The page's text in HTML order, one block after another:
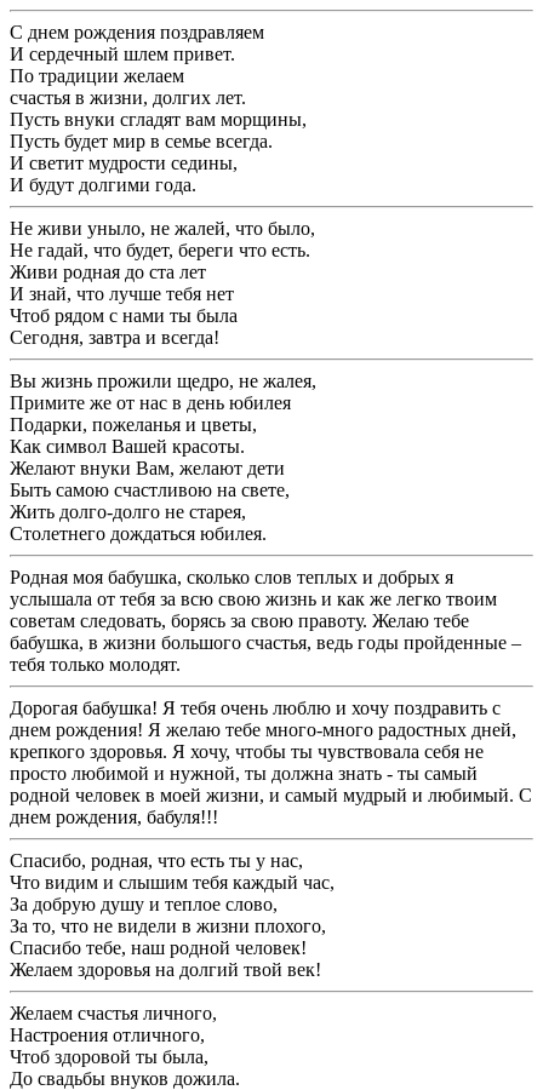
С днем рождения поздравляем
И сердечный шлем привет.
По традиции желаем
счастья в жизни, долгих лет.
Пусть внуки сгладят вам морщины,
Пусть будет мир в семье всегда.
И светит мудрости седины,
И будут долгими года.
Не живи уныло, не жалей, что было,
Не гадай, что будет, береги что есть.
Живи родная до ста лет
И знай, что лучше тебя нет
Чтоб рядом с нами ты была
Сегодня, завтра и всегда!
Вы жизнь прожили щедро, не жалея,
Примите же от нас в день юбилея
Подарки, пожеланья и цветы,
Как символ Вашей красоты.
Желают внуки Вам, желают дети
Быть самою счастливою на свете,
Жить долго-долго не старея,
Столетнего дождаться юбилея.
Родная моя бабушка, сколько слов теплых и добрых я
услышала от тебя за всю свою жизнь и как же легко твоим
советам следовать, борясь за свою правоту. Желаю тебе
бабушка, в жизни большого счастья, ведь годы пройденные –
тебя только молодят.
Дорогая бабушка! Я тебя очень люблю и хочу поздравить с
днем рождения! Я желаю тебе много-много радостных дней,
крепкого здоровья. Я хочу, чтобы ты чувствовала себя не
просто любимой и нужной, ты должна знать - ты самый
родной человек в моей жизни, и самый мудрый и любимый. С
днем рождения, бабуля!!!
Спасибо, родная, что есть ты у нас,
Что видим и слышим тебя каждый час,
За добрую душу и теплое слово,
За то, что не видели в жизни плохого,
Спасибо тебе, наш родной человек!
Желаем здоровья на долгий твой век!
Желаем счастья личного,
Настроения отличного,
Чтоб здоровой ты была,
До свадьбы внуков дожила.